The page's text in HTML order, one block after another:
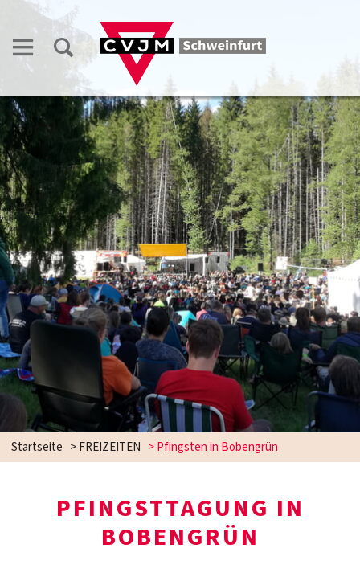
Startseite >FREIZEITEN >Pfingsten in Bobengrün
PFINGSTTAGUNG IN
BOBENGRÜN